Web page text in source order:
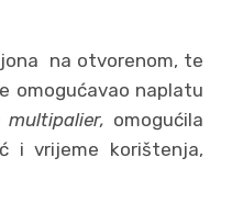
na otvorenom, te
omogućavao naplatu
multipalier, omogućila
i vrijeme korištenja,